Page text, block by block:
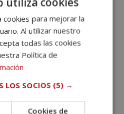
cookies para mejorar la
Al utilizar nuestro
todas las cookies
Política de
LOS SOCIOS (5) →
Cookies de